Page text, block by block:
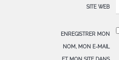
SITE WEB
ENREGISTRER MON
NOM, MON E-MAIL